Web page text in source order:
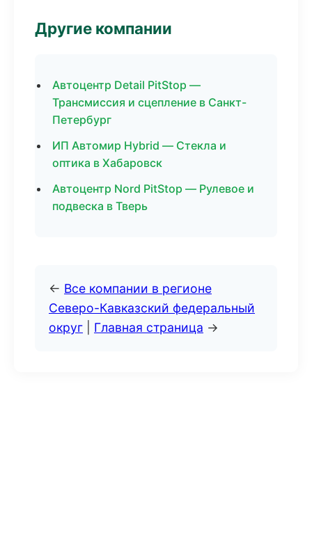
Другие компании
Автоцентр Detail PitStop —
Трансмиссия и сцепление в Санкт-
Петербург
ИП Автомир Hybrid — Стекла и
оптика в Хабаровск
Автоцентр Nord PitStop — Рулевое и
подвеска в Тверь
← Все компании в регионе
Северо-Кавказский федеральный
округ
Главная страница →